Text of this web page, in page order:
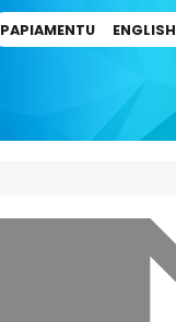
PAPIAMENTU ENGLISH